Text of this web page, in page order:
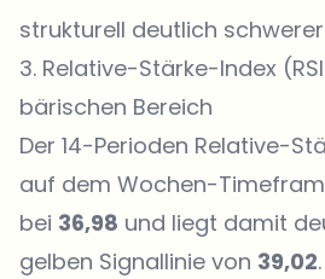
strukturell deutlich
3. Relative-Stärke-Index
bärischen Bereich
Der 14-Perioden Relative-
auf dem Wochen-
bei 36,98 und liegt damit
gelben Signallinie von 39,02